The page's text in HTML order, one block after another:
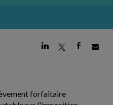
j a b
forfaitaire